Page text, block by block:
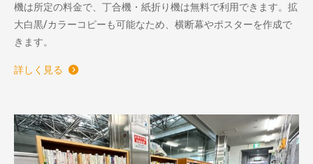
機は所定の料金で、丁合機・紙折り機は無料で利用できます。拡
大白黒/カラーコピーも可能なため、横断幕やポスターを作成で
きます。
詳しく見る